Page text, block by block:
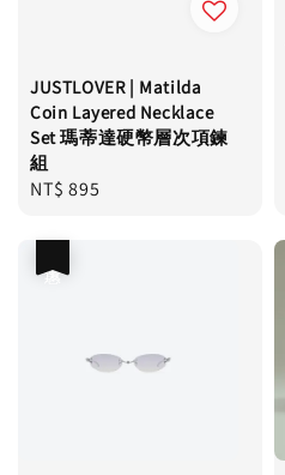
JUSTLOVER | Matilda
Coin Layered Necklace
Set 瑪蒂達硬幣層次項鍊
組
Regular
NT$ 895